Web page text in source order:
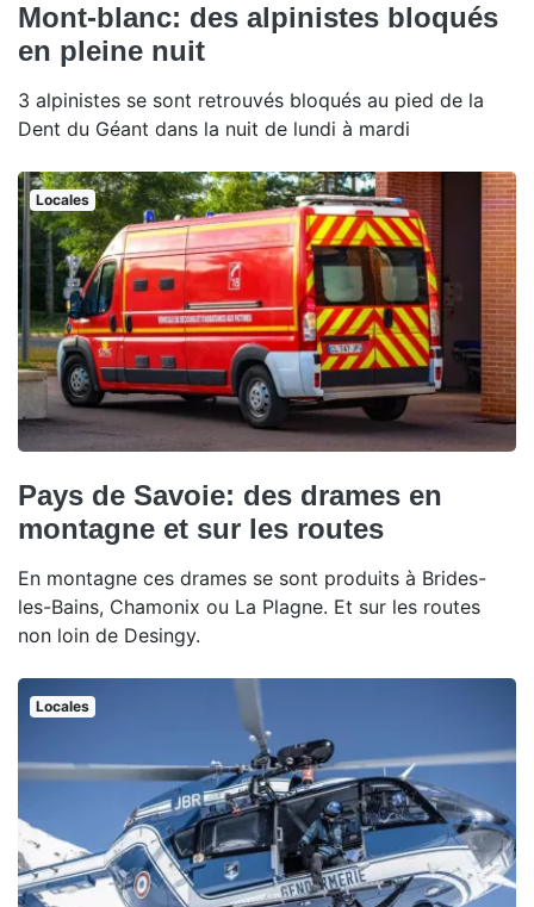
Mont-blanc: des alpinistes bloqués
en pleine nuit
3 alpinistes se sont retrouvés bloqués au pied de la
Dent du Géant dans la nuit de lundi à mardi
Locales
Pays de Savoie: des drames en
montagne et sur les routes
En montagne ces drames se sont produits à Brides-
les-Bains, Chamonix ou La Plagne. Et sur les routes
non loin de Desingy.
Locales